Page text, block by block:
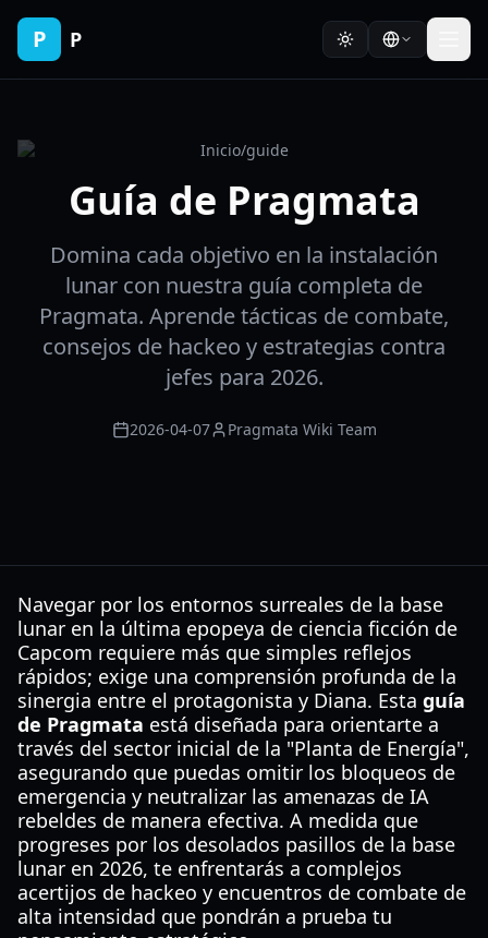
P P
Inicio/guide
Guía de Pragmata
Domina cada objetivo en la instalación
lunar con nuestra guía completa de
Pragmata. Aprende tácticas de combate,
consejos de hackeo y estrategias contra
jefes para 2026.
2026-04-07 Pragmata Wiki Team
Navegar por los entornos surreales de la base
lunar en la última epopeya de ciencia ficción de
Capcom requiere más que simples reflejos
rápidos; exige una comprensión profunda de la
sinergia entre el protagonista y Diana. Esta guía
de Pragmata está diseñada para orientarte a
través del sector inicial de la "Planta de Energía",
asegurando que puedas omitir los bloqueos de
emergencia y neutralizar las amenazas de IA
rebeldes de manera efectiva. A medida que
progreses por los desolados pasillos de la base
lunar en 2026, te enfrentarás a complejos
acertijos de hackeo y encuentros de combate de
alta intensidad que pondrán a prueba tu